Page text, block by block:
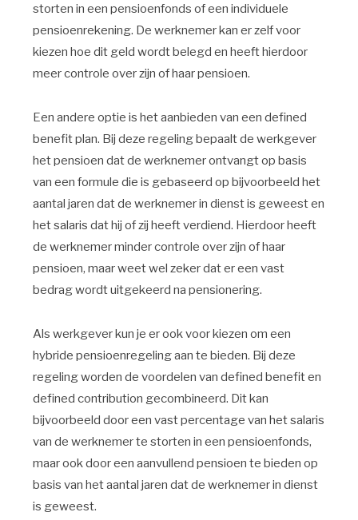
storten in een pensioenfonds of een individuele
pensioenrekening. De werknemer kan er zelf voor
kiezen hoe dit geld wordt belegd en heeft hierdoor
meer controle over zijn of haar pensioen.
Een andere optie is het aanbieden van een defined
benefit plan. Bij deze regeling bepaalt de werkgever
het pensioen dat de werknemer ontvangt op basis
van een formule die is gebaseerd op bijvoorbeeld het
aantal jaren dat de werknemer in dienst is geweest en
het salaris dat hij of zij heeft verdiend. Hierdoor heeft
de werknemer minder controle over zijn of haar
pensioen, maar weet wel zeker dat er een vast
bedrag wordt uitgekeerd na pensionering.
Als werkgever kun je er ook voor kiezen om een
hybride pensioenregeling aan te bieden. Bij deze
regeling worden de voordelen van defined benefit en
defined contribution gecombineerd. Dit kan
bijvoorbeeld door een vast percentage van het salaris
van de werknemer te storten in een pensioenfonds,
maar ook door een aanvullend pensioen te bieden op
basis van het aantal jaren dat de werknemer in dienst
is geweest.